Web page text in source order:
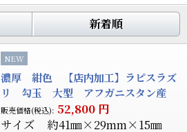
新着順
NEW
濃厚 紺色 【店内加工】ラピスラズ
リ 勾玉 大型 アフガニスタン産
販売価格(税込): 52,800 円
サイズ 約41㎜×29mm×15㎜